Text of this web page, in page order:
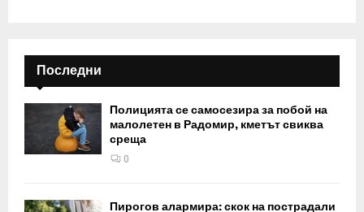
Последни
Полицията се самосезира за побой на
малолетен в Радомир, кметът свиква
среща
0
Пирогов алармира: скок на пострадали